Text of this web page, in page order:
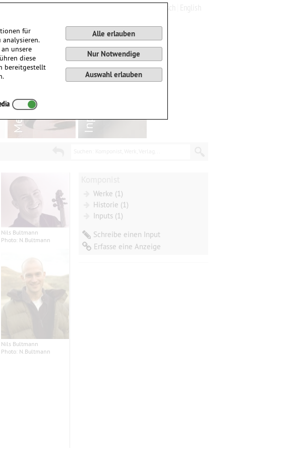
Nils Bultmann
Photo: N.Bultmann
Nils Bultmann
Photo: N.Bultmann
Werke (1)
Historie (1)
Inputs (1)
Schreibe einen Input
Erfasse eine Anzeige
für
unsere
diese
bereitgestellt
Alle erlauben
Nur Notwendige
Auswahl erlauben